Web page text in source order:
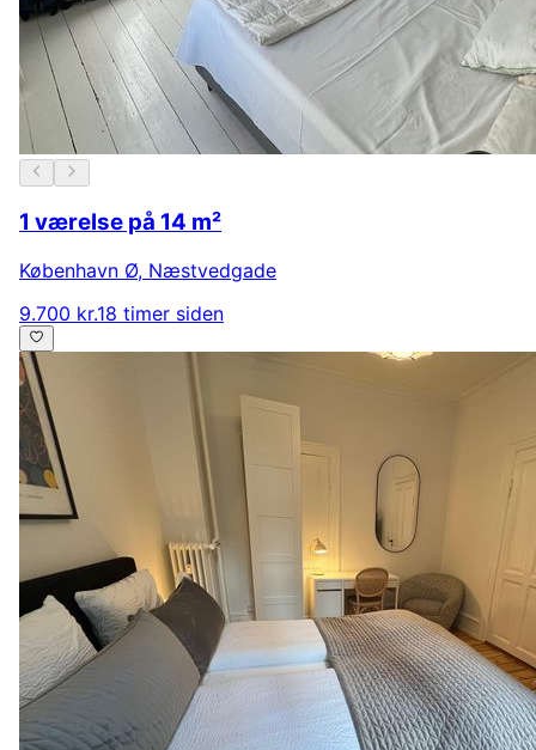
1 værelse på 14 m²
København Ø, Næstvedgade
9.700 kr.18 timer siden